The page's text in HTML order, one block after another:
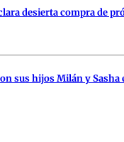
desierta compra de
sus hijos Milán y Sasha